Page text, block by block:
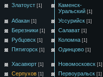
Златоуст [1]
Каменск-
Уральский [1]
Абакан [1] Уссурийск [1]
Березники [1] Салават [1]
Рубцовск [1] Коломна [1]
Пятигорск [1] Одинцово [1]
Хасавюрт [1] Новомосковск [1]
Серпухов [1] Первоуральск [1]